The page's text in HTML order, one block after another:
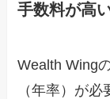
手数料が高
Wealth Wing
（年率）が